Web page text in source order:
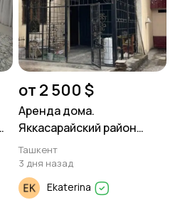
от 2 500 $
Аренда дома.
Яккасарайский район
Шота Руставели 2 уровня
дом 212 м² 9 комнат.
Ташкент
3 дня назад
Ekaterina